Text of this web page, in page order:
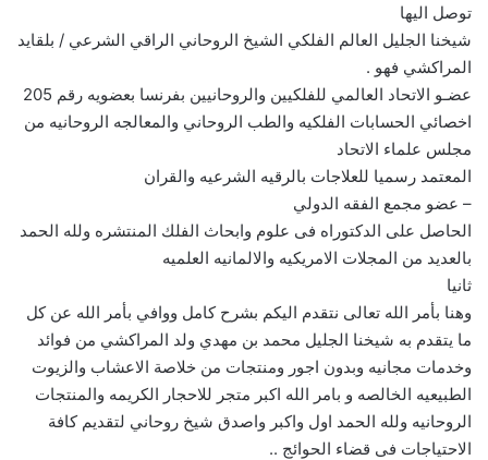
توصل اليها
شيخنا الجليل العالم الفلكي الشيخ الروحاني الراقي الشرعي / بلقايد
المراكشي فهو .
عضـو الاتحاد العالمي للفلكيين والروحانيين بفرنسا بعضويه رقم 205
اخصائي الحسابات الفلكيه والطب الروحاني والمعالجه الروحانيه من
مجلس علماء الاتحاد
المعتمد رسميا للعلاجات بالرقيه الشرعيه والقران
– عضو مجمع الفقه الدولي
الحاصل على الدكتوراه فى علوم وابحاث الفلك المنتشره ولله الحمد
بالعديد من المجلات الامريكيه والالمانيه العلميه
ثانيا
وهنا بأمر الله تعالى نتقدم اليكم بشرح كامل ووافي بأمر الله عن كل
ما يتقدم به شيخنا الجليل محمد بن مهدي ولد المراكشي من فوائد
وخدمات مجانيه وبدون اجور ومنتجات من خلاصة الاعشاب والزيوت
الطبيعيه الخالصه و بامر الله اكبر متجر للاحجار الكريمه والمنتجات
الروحانيه ولله الحمد اول واكبر واصدق شيخ روحاني لتقديم كافة
الاحتياجات فى قضاء الحوائج ..